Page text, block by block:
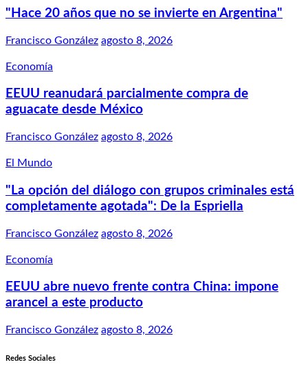
"Hace 20 años que no se invierte en Argentina"
Francisco González agosto 8, 2026
Economía
EEUU reanudará parcialmente compra de
aguacate desde México
Francisco González agosto 8, 2026
El Mundo
"La opción del diálogo con grupos criminales está
completamente agotada": De la Espriella
Francisco González agosto 8, 2026
Economía
EEUU abre nuevo frente contra China: impone
arancel a este producto
Francisco González agosto 8, 2026
Redes Sociales